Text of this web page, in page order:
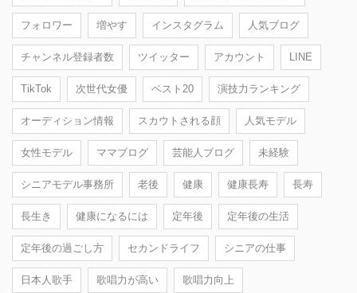
フォロワー 増やす インスタグラム 人気ブログ
チャンネル登録者数 ツイッター アカウント LINE
TikTok 次世代女優 ベスト20 演技力ランキング
オーディション情報 スカウトされる顔 人気モデル
女性モデル ママブログ 芸能人ブログ 未経験
シニアモデル事務所 老後 健康 健康長寿 長寿
長生き 健康になるには 定年後 定年後の生活
定年後の過ごし方 セカンドライフ シニアの仕事
日本人歌手 歌唱力が高い 歌唱力向上